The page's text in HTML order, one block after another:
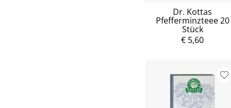
Dr. Kottas
Pfefferminzteee 20
Stück
€ 5,60